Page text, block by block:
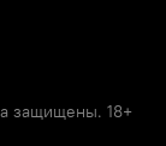
защищены. 18+